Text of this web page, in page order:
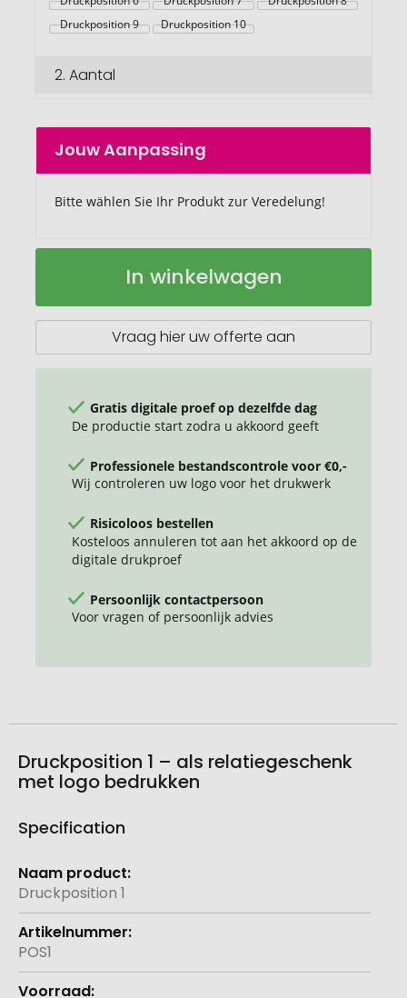
Druckposition 9
Druckposition 10
2. Aantal
Jouw Aanpassing
Bitte wählen Sie Ihr Produkt zur Veredelung!
CANYON
In winkelwagen
Vraag hier uw offerte aan
Gratis digitale proef op dezelfde dag
De productie start zodra u akkoord geeft
Professionele bestandscontrole voor €0,-
Wij controleren uw logo voor het drukwerk
Risicoloos bestellen
Kosteloos annuleren tot aan het akkoord op de
digitale drukproef
Persoonlijk contactpersoon
Voor vragen of persoonlijk advies
Druckposition 1 – als relatiegeschenk
met logo bedrukken
Specification
Meer
informatie
Druckposition 1
POS1